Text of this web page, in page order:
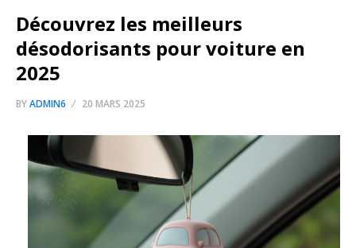
Découvrez les meilleurs
désodorisants pour voiture en
2025
BYADMIN6 20 MARS 2025